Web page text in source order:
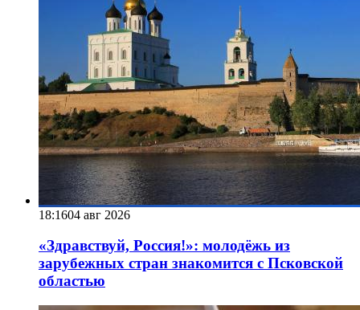
18:1604 авг 2026
«Здравствуй, Россия!»: молодёжь из
зарубежных стран знакомится с Псковской
областью